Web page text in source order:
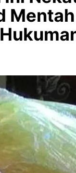
gak sih
sesuatu cuma
ternyata malah
yang